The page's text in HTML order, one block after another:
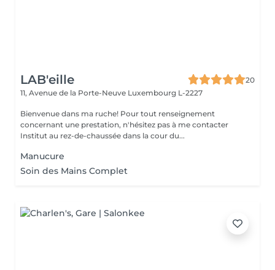
LAB'eille
20
11, Avenue de la Porte-Neuve Luxembourg L-2227
Bienvenue dans ma ruche! Pour tout renseignement
concernant une prestation, n'hésitez pas à me contacter
Institut au rez-de-chaussée dans la cour du...
Manucure
Soin des Mains Complet